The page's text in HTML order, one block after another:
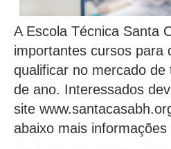
A Escola Técnica Santa
importantes cursos para
qualificar no mercado
de ano. Interessados
site
abaixo mais